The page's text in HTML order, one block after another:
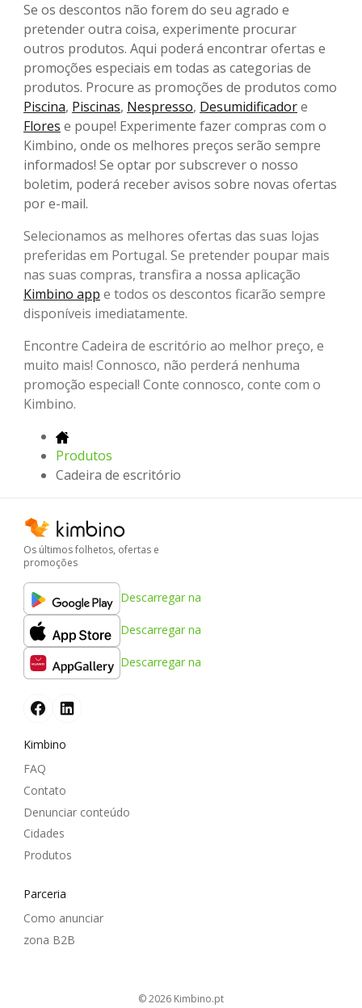
Se os descontos não forem do seu agrado e
pretender outra coisa, experimente procurar
outros produtos. Aqui poderá encontrar ofertas e
promoções especiais em todas as categorias de
produtos. Procure as promoções de produtos como
Piscina, Piscinas, Nespresso, Desumidificadore
Flores e poupe! Experimente fazer compras com o
Kimbino, onde os melhores preços serão sempre
informados! Se optar por subscrever o nosso
boletim, poderá receber avisos sobre novas ofertas
por e-mail.
Selecionamos as melhores ofertas das suas lojas
preferidas em Portugal. Se pretender poupar mais
nas suas compras, transfira a nossa aplicação
Kimbino app e todos os descontos ficarão sempre
disponíveis imediatamente.
Encontre Cadeira de escritório ao melhor preço, e
muito mais! Connosco, não perderá nenhuma
promoção especial! Conte connosco, conte com o
Kimbino.
Produtos
Cadeira de escritório
Os últimos folhetos, ofertas e
promoções
Descarregar na
Descarregar na
Descarregar na
Kimbino
FAQ
Contato
Denunciar conteúdo
Cidades
Produtos
Parceria
Como anunciar
zona B2B
© 2026 kimbino.pt